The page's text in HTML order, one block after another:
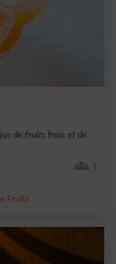
de fruits frais et de
1
Fruits